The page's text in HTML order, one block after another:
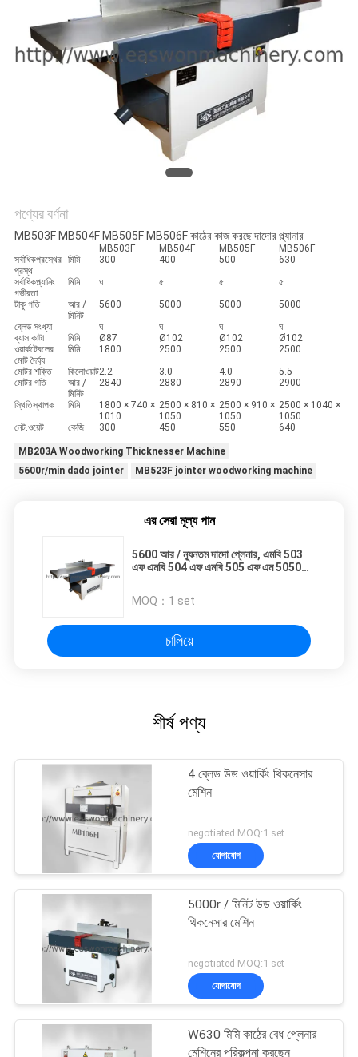
PRIVACY
POLICY
পণ্যের বর্ণনা
MB503F MB504F MB505F MB506F কাঠের কাজ করছে দাদোর প্ল্যানার
MB503F MB504F MB505F
MB506F
সর্বাধিকপ্রস্থের
প্রস্থ
মিমি 300 400 500
630
সর্বাধিকপ্ল্যানিং
গভীরতা
মিমি ঘ ৫ ৫
৫
টাকু গতি
আর /
মিনিট
5600 5000 5000
5000
ব্লেড সংখ্যা
ঘ ঘ ঘ
ঘ
ব্যাস কাটা
মিমি Ø87 Ø102 Ø102
Ø102
ওয়ার্কটেবলের
মোট দৈর্ঘ্য
মিমি 1800 2500 2500
2500
মোটর শক্তি
কিলোওয়াট2.2 3.0 4.0
5.5
মোটর গতি
আর /
মিনিট
2840 2880 2890
2900
স্থিতিস্থাপক
মিমি
1800 × 740 ×
1010
2500 × 810 ×
1050
2500 × 910 ×
1050
2500 × 1040 ×
1050
নেট.ওয়েট
কেজি 300 450 550 640
MB203A Woodworking Thicknesser Machine
5600r/min dado jointer
MB523F jointer woodworking machine
এর সেরা মূল্য পান
5600 আর / ন্যূনতম দাদো প্লেনার, এমবি 503
এফ এমবি 504 এফ এমবি 505 এফ এম 5050
MOQ： 1 set
চালিয়ে
শীর্ষ পণ্য
4 ব্লেড উড ওয়ার্কিং থিকনেসার
মেশিন
negotiated MOQ:1 set
যোগাযোগ
5000r / মিনিট উড ওয়ার্কিং
থিকনেসার মেশিন
negotiated MOQ:1 set
যোগাযোগ
W630 মিমি কাঠের বেধ প্লেনার
মেশিনের পরিকল্পনা করছেন